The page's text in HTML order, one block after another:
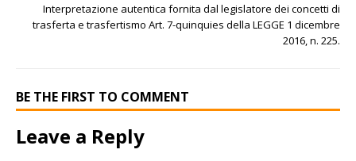
Interpretazione autentica fornita dal legislatore dei concetti di
trasferta e trasfertismo Art. 7-quinquies della LEGGE 1 dicembre
2016, n. 225.
BE THE FIRST TO COMMENT
Leave a Reply